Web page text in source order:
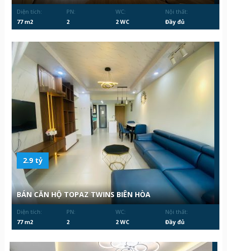
Diện tích:
77 m2
PN:
2
WC:
2 WC
Nội thất:
Đầy đủ
2.9 tỷ
BÁN CĂN HỘ TOPAZ TWINS BIÊN HÒA
Diện tích:
77 m2
PN:
2
WC:
2 WC
Nội thất:
Đầy đủ